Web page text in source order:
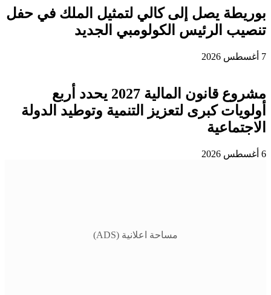
بوريطة يصل إلى كالي لتمثيل الملك في حفل
تنصيب الرئيس الكولومبي الجديد
7 أغسطس 2026
مشروع قانون المالية 2027 يحدد أربع
أولويات كبرى لتعزيز التنمية وتوطيد الدولة
الاجتماعية
6 أغسطس 2026
مساحة اعلانية (ADS)